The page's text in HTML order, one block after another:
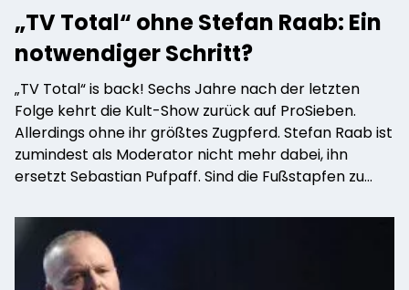
„TV Total“ ohne Stefan Raab: Ein
notwendiger Schritt?
„TV Total“ is back! Sechs Jahre nach der letzten
Folge kehrt die Kult-Show zurück auf ProSieben.
Allerdings ohne ihr größtes Zugpferd. Stefan Raab ist
zumindest als Moderator nicht mehr dabei, ihn
ersetzt Sebastian Pufpaff. Sind die Fußstapfen zu